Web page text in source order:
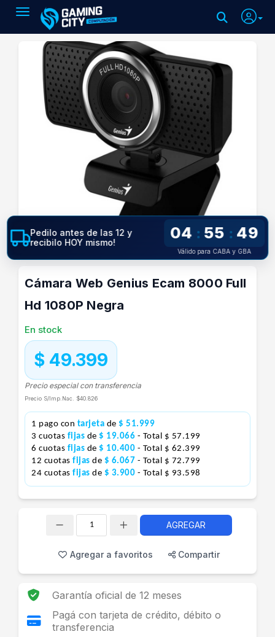
Toggle navigation
Cámara Web Genius Ecam 8000 Full
Hd 1080P Negra
En stock
$ 49.399
Precio especial con transferencia
Precio S/Imp.Nac. $40.826
1 pago con tarjeta de $ 51.999
3 cuotas fijas de $ 19.066 - Total $ 57.199
6 cuotas fijas de $ 10.400 - Total $ 62.399
12 cuotas fijas de $ 6.067 - Total $ 72.799
24 cuotas fijas de $ 3.900 - Total $ 93.598
Pedilo antes de las 12 y
recibilo HOY mismo!
04 : 55 : 49
Válido para CABA y GBA
AGREGAR
Agregar a favoritos Compartir
Garantía oficial de 12 meses
Pagá con tarjeta de crédito, débito o
transferencia